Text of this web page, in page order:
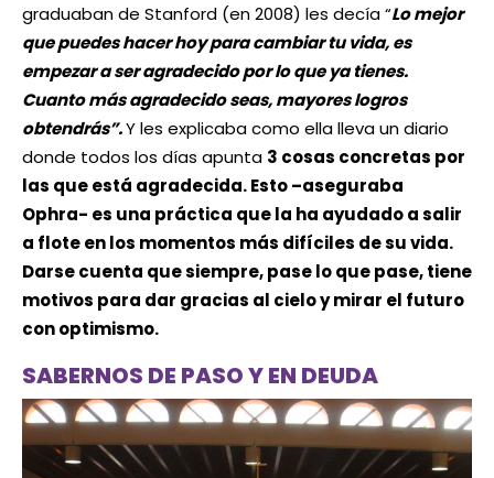
graduaban de Stanford (en 2008) les decía “Lo mejor
que puedes hacer hoy para cambiar tu vida, es
empezar a ser agradecido por lo que ya tienes.
Cuanto más agradecido seas, mayores logros
obtendrás”.Y les explicaba como ella lleva un diario
donde todos los días apunta 3 cosas concretas por
las que está agradecida. Esto –aseguraba
Ophra- es una práctica que la ha ayudado a salir
a flote en los momentos más difíciles de su vida.
Darse cuenta que siempre, pase lo que pase, tiene
motivos para dar gracias al cielo y mirar el futuro
con optimismo.
SABERNOS DE PASO Y EN DEUDA